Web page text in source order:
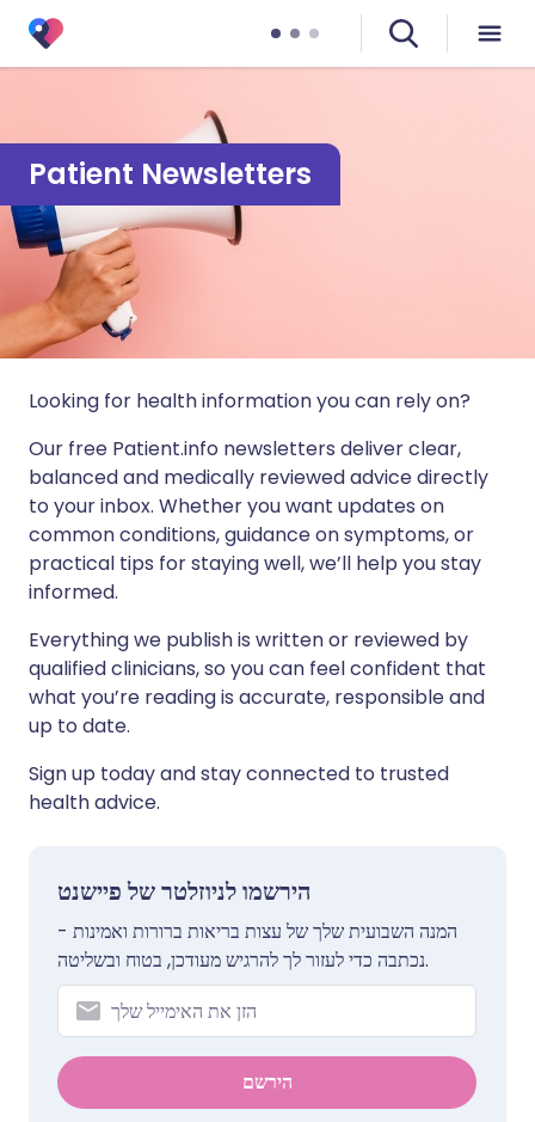
Patient Newsletters
Looking for health information you can rely on?
Our free Patient.info newsletters deliver clear,
balanced and medically reviewed advice directly
to your inbox. Whether you want updates on
common conditions, guidance on symptoms, or
practical tips for staying well, we’ll help you stay
informed.
Everything we publish is written or reviewed by
qualified clinicians, so you can feel confident that
what you’re reading is accurate, responsible and
up to date.
Sign up today and stay connected to trusted
health advice.
הירשמו לניוזלטר של פיישנט
המנה השבועית שלך של עצות בריאות ברורות ואמינות -
נכתבה כדי לעזור לך להרגיש מעודכן, בטוח ובשליטה.
הירשם